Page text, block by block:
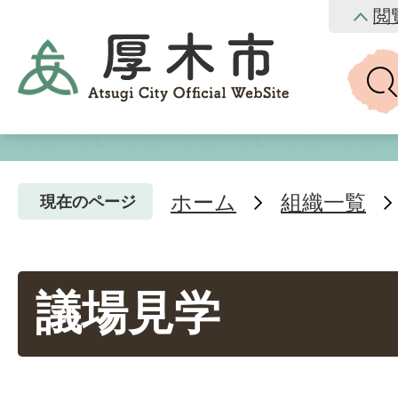
閲
現在のページ ホーム 組織一覧
議場見学